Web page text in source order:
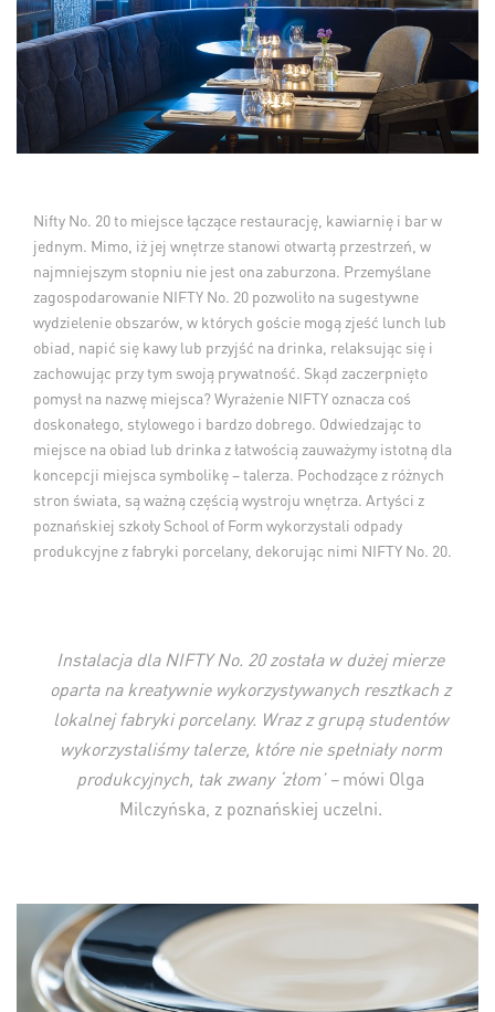
Nifty No. 20 to miejsce łączące restaurację, kawiarnię i bar w
jednym. Mimo, iż jej wnętrze stanowi otwartą przestrzeń, w
najmniejszym stopniu nie jest ona zaburzona. Przemyślane
zagospodarowanie NIFTY No. 20 pozwoliło na sugestywne
wydzielenie obszarów, w których goście mogą zjeść lunch lub
obiad, napić się kawy lub przyjść na drinka, relaksując się i
zachowując przy tym swoją prywatność. Skąd zaczerpnięto
pomysł na nazwę miejsca? Wyrażenie NIFTY oznacza coś
doskonałego, stylowego i bardzo dobrego. Odwiedzając to
miejsce na obiad lub drinka z łatwością zauważymy istotną dla
koncepcji miejsca symbolikę – talerza. Pochodzące z różnych
stron świata, są ważną częścią wystroju wnętrza. Artyści z
poznańskiej szkoły School of Form wykorzystali odpady
produkcyjne z fabryki porcelany, dekorując nimi NIFTY No. 20.
Instalacja dla NIFTY No. 20 została w dużej mierze
oparta na kreatywnie wykorzystywanych resztkach z
lokalnej fabryki porcelany. Wraz z grupą studentów
wykorzystaliśmy talerze, które nie spełniały norm
produkcyjnych, tak zwany ‘złom’ –mówi Olga
Milczyńska, z poznańskiej uczelni.